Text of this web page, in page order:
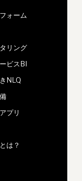
ォーム
リング
ビスBI
NLQ
プリ
は？